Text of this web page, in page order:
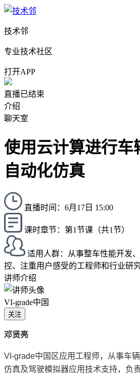
技术邻
专业技术社区
打开APP
直播已结束
介绍
聊天室
使用云计算进行车
自动化仿真
直播时间：6月17日 15:00
课时章节：第1节课（共1节）
适用人群：从事整车性能开发
控、注重用户感受的工程师和行业研
讲师介绍
VI-grade中国
关注
邓贤亮
VI-grade中国区应用工程师，从事车
仿真及驾驶模拟器应用技术支持，负